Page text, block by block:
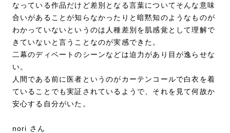
なっている作品だけど差別となる言葉についてそんな意味
合いがあることが知らなかったりと暗黙知のようなものが
わかっていないというのは人種差別を肌感覚として理解で
きていないと言うことなのが実感できた。
二幕のディベートのシーンなどは迫力があり目が逸らせな
い。
人間である前に医者というのがカーテンコールで白衣を着
ていることでも実証されているようで、それを見て何故か
安心する自分がいた。
nori さん